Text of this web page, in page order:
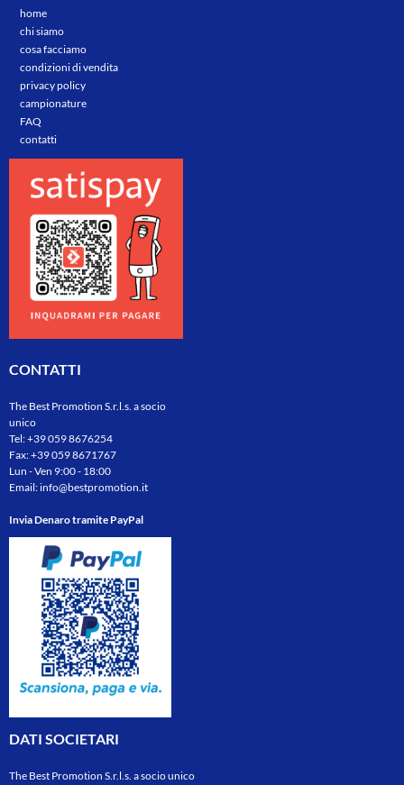
home
chi siamo
cosa facciamo
condizioni di vendita
privacy policy
campionature
FAQ
contatti
CONTATTI
The Best Promotion S.r.l.s. a socio
unico
Tel:+39 059 8676254
Fax: +39 059 8671767
Lun - Ven 9:00 - 18:00
Email:info@bestpromotion.it
Invia Denaro tramite PayPal
DATI SOCIETARI
The Best Promotion S.r.l.s. a socio unico